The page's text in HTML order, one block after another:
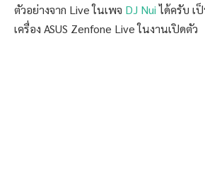
ตัวอย่างจาก Live ในเพจ DJ Nuiได้ครับ เ
เครื่อง ASUS Zenfone Live ในงานเปิดตัว